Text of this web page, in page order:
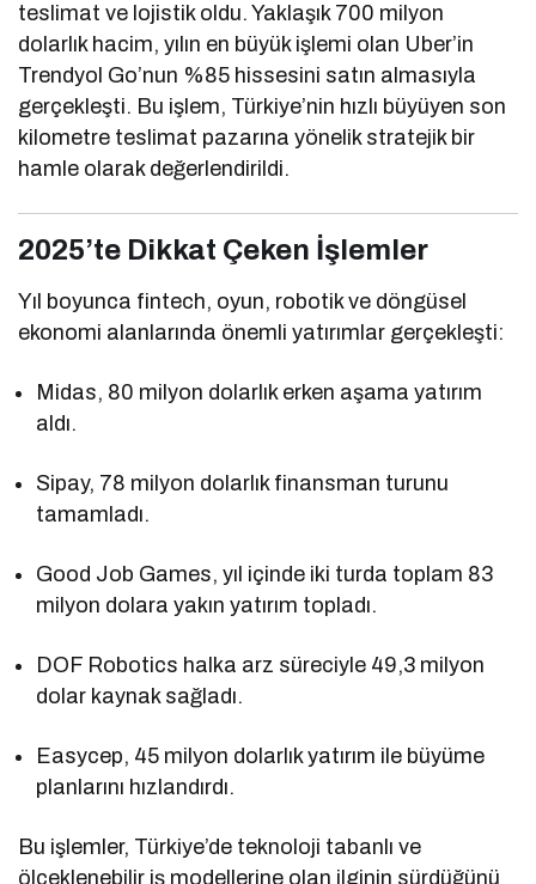
teslimat ve lojistik oldu. Yaklaşık 700 milyon
dolarlık hacim, yılın en büyük işlemi olan Uber’in
Trendyol Go’nun %85 hissesini satın almasıyla
gerçekleşti. Bu işlem, Türkiye’nin hızlı büyüyen son
kilometre teslimat pazarına yönelik stratejik bir
hamle olarak değerlendirildi.
2025’te Dikkat Çeken İşlemler
Yıl boyunca fintech, oyun, robotik ve döngüsel
ekonomi alanlarında önemli yatırımlar gerçekleşti:
Midas, 80 milyon dolarlık erken aşama yatırım
aldı.
Sipay, 78 milyon dolarlık finansman turunu
tamamladı.
Good Job Games, yıl içinde iki turda toplam 83
milyon dolara yakın yatırım topladı.
DOF Robotics halka arz süreciyle 49,3 milyon
dolar kaynak sağladı.
Easycep, 45 milyon dolarlık yatırım ile büyüme
planlarını hızlandırdı.
Bu işlemler, Türkiye’de teknoloji tabanlı ve
ölçeklenebilir iş modellerine olan ilginin sürdüğünü